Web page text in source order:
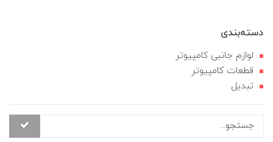
دسته‌بندی
لوازم جانبی کامپیوتر
قطعات کامپیوتر
تبدیل